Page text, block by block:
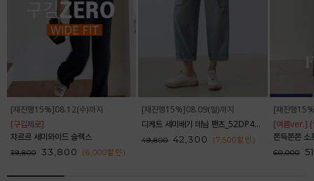
[재진행15%]08.12(수)까지
[구김제로]
챠르르 세미와이드 슬랙스
39,800 33,800 (6,000할인 )
[재진행15%]08.09(일)까지
디케트 세미배기 데님 팬츠_52DP438
49,800 42,300 (7,500할인 )
[재진행
[여름ver.]
쫀득쫀쫀 소프트
60,000